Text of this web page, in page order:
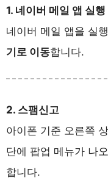
1. 네이버 메일 앱 실
네이버 메일 앱을 실
기로 이동합니다.
2. 스팸신고
아이폰 기준 오른쪽
단에 팝업 메뉴가 나
합니다.